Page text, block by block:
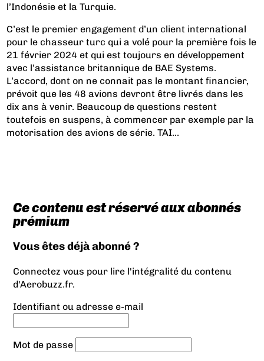
l’Indonésie et la Turquie.
C’est le premier engagement d’un client international
pour le chasseur turc qui a volé pour la première fois le
21 février 2024 et qui est toujours en développement
avec l’assistance britannique de BAE Systems.
L’accord, dont on ne connait pas le montant financier,
prévoit que les 48 avions devront être livrés dans les
dix ans à venir. Beaucoup de questions restent
toutefois en suspens, à commencer par exemple par la
motorisation des avions de série. TAI...
Ce contenu est réservé aux abonnés
prémium
Vous êtes déjà abonné ?
Connectez vous pour lire l'intégralité du contenu
d'Aerobuzz.fr.
Identifiant ou adresse e-mail
Mot de passe